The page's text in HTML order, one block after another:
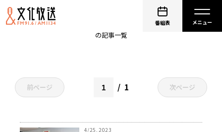
番組表
の記事一覧
前ページ 1 次ページ
4/25, 2023